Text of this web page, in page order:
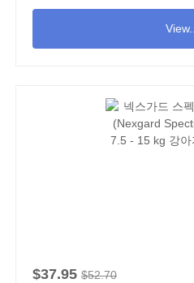
View...
$37.95 $52.70